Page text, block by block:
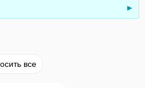
►
все